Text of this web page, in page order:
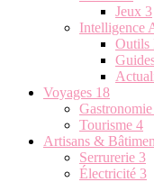
Jeux 3
Intelligence
Outils
Voyages 18
Gastronomie
Tourisme 4
Artisans &
Serrurerie 3
Électricité 3